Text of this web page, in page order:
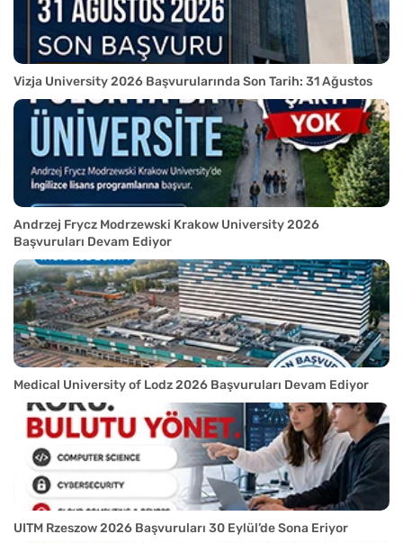
Vizja University 2026 Başvurularında Son Tarih: 31 Ağustos
Andrzej Frycz Modrzewski Krakow University 2026
Başvuruları Devam Ediyor
Medical University of Lodz 2026 Başvuruları Devam Ediyor
UITM Rzeszow 2026 Başvuruları 30 Eylül’de Sona Eriyor